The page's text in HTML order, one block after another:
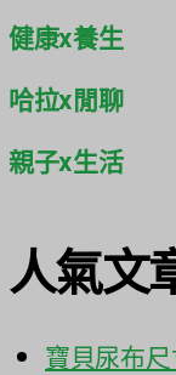
健康x養生
哈拉x閒聊
親子x生活
人氣文
寶貝尿布